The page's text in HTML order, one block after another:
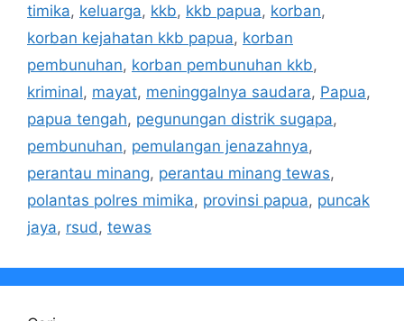
timika, keluarga, kkb, kkb papua, korban,
korban kejahatan kkb papua, korban
pembunuhan, korban pembunuhan kkb,
kriminal, mayat, meninggalnya saudara, Papua,
papua tengah, pegunungan distrik sugapa,
pembunuhan, pemulangan jenazahnya,
perantau minang, perantau minang tewas,
polantas polres mimika, provinsi papua, puncak
jaya, rsud , tewas